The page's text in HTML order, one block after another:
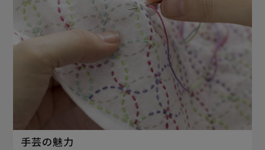
手芸の魅力